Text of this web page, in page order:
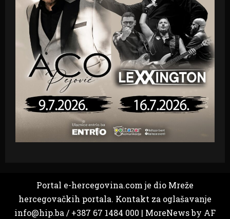
Portal e-hercegovina.com je dio Mreže
hercegovačkih portala. Kontakt za oglašavanje
info@hip.ba / +387 67 1484 000 | MoreNewsby AF